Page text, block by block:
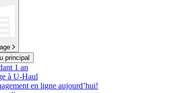
principal
1 an
à U-Haul
en ligne aujourd’hui!